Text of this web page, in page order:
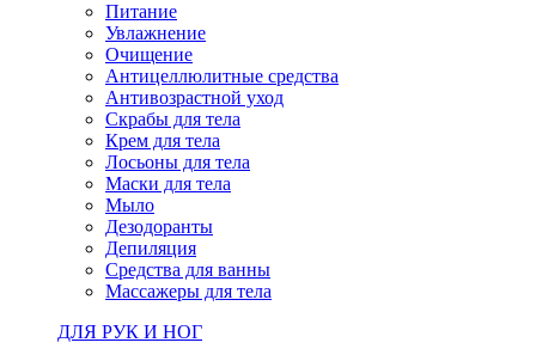
Питание
Увлажнение
Очищение
Антицеллюлитные средства
Антивозрастной уход
Скрабы для тела
Крем для тела
Лосьоны для тела
Маски для тела
Мыло
Дезодоранты
Депиляция
Средства для ванны
Массажеры для тела
ДЛЯ РУК И НОГ